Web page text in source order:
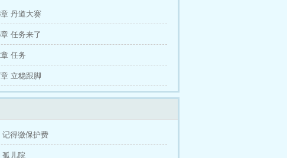
丹道大赛
任务来了
任务
立稳跟脚
记得缴保护费
孤儿院